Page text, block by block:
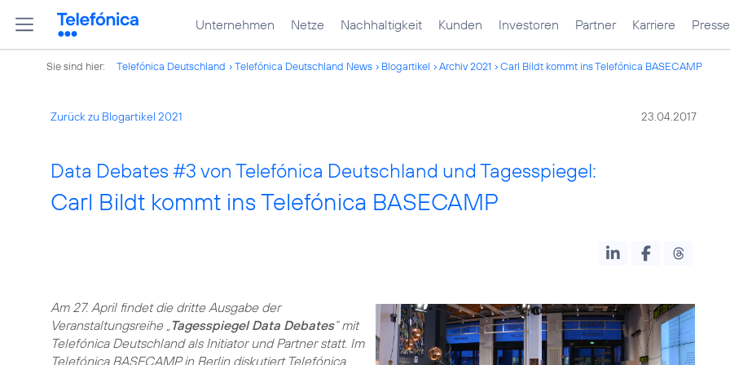
Unternehmen Netze Nachhaltigkeit Kunden Investoren Partner Karriere Presse
Sie sind hier: Telefónica Deutschland Telefónica Deutschland News Blogartikel Archiv 2021 Carl Bildt kommt ins Telefónica BASECAMP
Zurück zu Blogartikel 2021 23.04.2017
Data Debates #3 von Telefónica Deutschland und Tagesspiegel:
Carl Bildt kommt ins Telefónica BASECAMP
Am 27. April findet die dritte Ausgabe der
Veranstaltungsreihe „Tagesspiegel Data Debates“ mit
Telefónica Deutschland als Initiator und Partner statt. Im
Telefónica BASECAMP in Berlin diskutiert Telefónica